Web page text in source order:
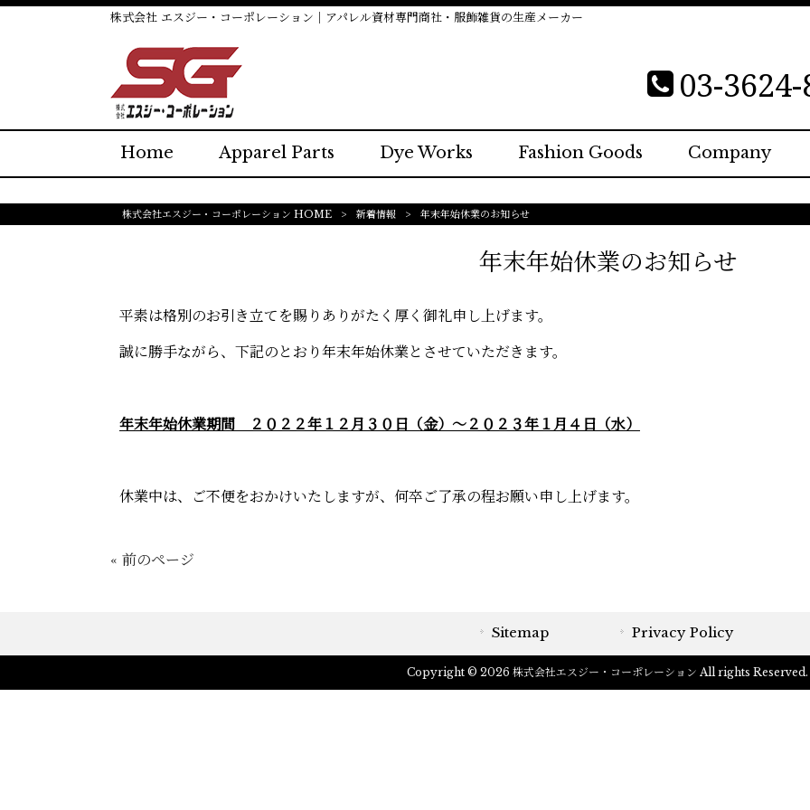
株式会社 エスジー・コーポレーション｜アパレル資材専門商社・服飾雑貨の生産メーカー
03-
Home Apparel Parts Dye Works Fashion Goods Company
株式会社エスジー・コーポレーション HOME > 新着情報 > 年末年始休業のお知らせ
年末年始休業のお知らせ
平素は格別のお引き立てを賜りありがたく厚く御礼申し上げます。
誠に勝手ながら、下記のとおり年末年始休業と させていただきます。
年末年始休業期間 ２０２２年１２ 月３０日（金）～２０２３年１月４ 日（水）
休業中は、ご不便をおかけいたしますが、何卒ご了承の程お願い申し上げます。
« 前のページ
Sitemap Privacy Policy
Copyright © 2026 株式会社エスジー・コーポレーション All rights Reserved.